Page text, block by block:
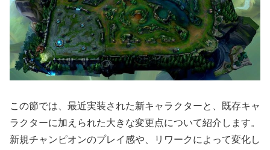
この節では、最近実装された新キャラクターと、既存キャ
ラクターに加えられた大きな変更点について紹介します。
新規チャンピオンのプレイ感や、リワークによって変化し